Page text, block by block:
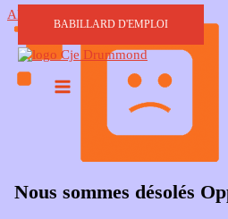
Aller au contenu
BABILLARD D'EMPLOI
Nous sommes désolés